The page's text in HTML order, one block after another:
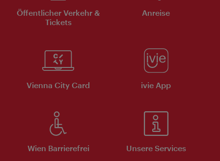
Öffentlicher Verkehr &
Tickets
Anreise
Vienna City Card ivie App
Wien Barrierefrei Unsere Services